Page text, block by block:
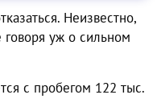
Неизвестно,
говоря уж о сильном
с пробегом 122 тыс.